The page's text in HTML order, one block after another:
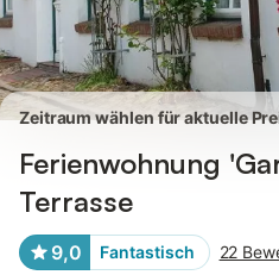
Zeitraum wählen für aktuelle
Ferienwohnung
Terrasse
9,0 Fantastisch 22